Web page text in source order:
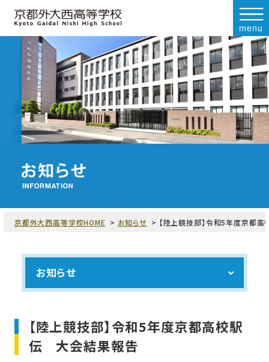
menu
京都外大西高等学校HOME お知らせ 【陸上競技部】令和5年度京都
お知らせ
【陸上競技部】令和5年度京都高校駅
伝 大会結果報告